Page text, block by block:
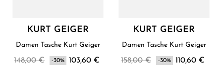
KURT GEIGER
Damen Tasche Kurt Geiger
148,00 € -30% 103,60 €
KURT GEIGER
Damen Tasche Kurt Geiger
158,00 € -30% 110,60 €